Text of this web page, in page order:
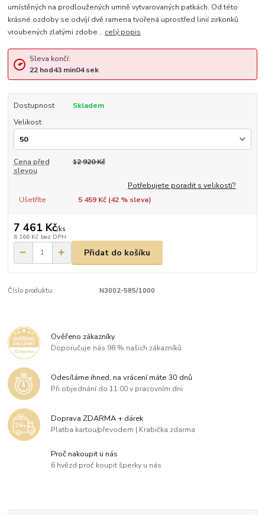
umístěných na prodloužených umně vytvarovaných patkách. Od této
krásné ozdoby se odvíjí dvě ramena tvořená uprostřed linií zirkonků
vroubených zlatými zdobe... celý popis
Sleva končí:
22hod43min03sek
Dostupnost
Skladem
Velikost
Cena před
slevou
12 920 Kč
Potřebujete poradit s velikostí?
Ušetříte
5 459 Kč (42% sleva)
7 461 Kč/ks
6 166 Kč bez DPH
Přidat do košíku
Číslo produktu: N3002-585/1000
Ověřeno zákazníky
Doporučuje nás 98 % našich zákazníků
Odesíláme ihned, na vrácení máte 30 dnů
Při objednání do 11:00 v pracovním dni
Doprava ZDARMA + dárek
Platba kartou/převodem | Krabička zdarma
Proč nakoupit u nás
6 hvězd proč koupit šperky u nás